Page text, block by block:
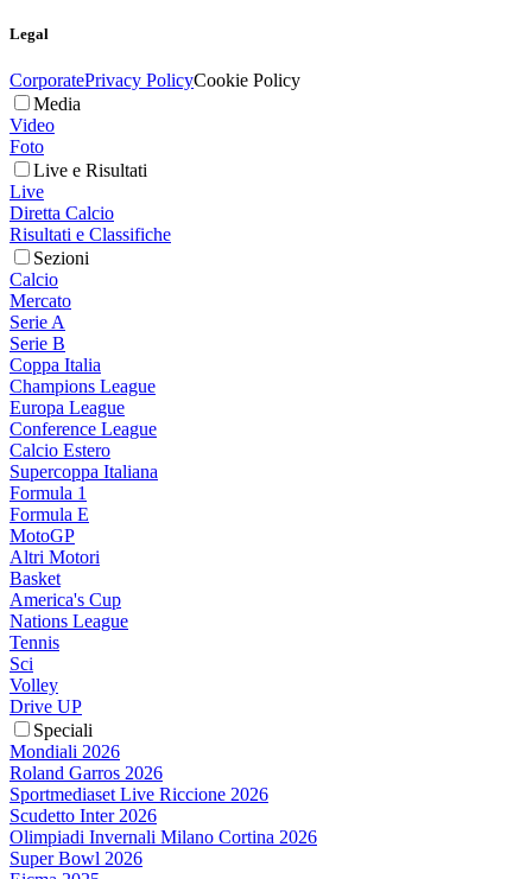
Legal
CorporatePrivacy PolicyCookie Policy
Media
Video
Foto
Live e Risultati
Live
Diretta Calcio
Risultati e Classifiche
Sezioni
Calcio
Mercato
Serie A
Serie B
Coppa Italia
Champions League
Europa League
Conference League
Calcio Estero
Supercoppa Italiana
Formula 1
Formula E
MotoGP
Altri Motori
Basket
America's Cup
Nations League
Tennis
Sci
Volley
Drive UP
Speciali
Mondiali 2026
Roland Garros 2026
Sportmediaset Live Riccione 2026
Scudetto Inter 2026
Olimpiadi Invernali Milano Cortina 2026
Super Bowl 2026